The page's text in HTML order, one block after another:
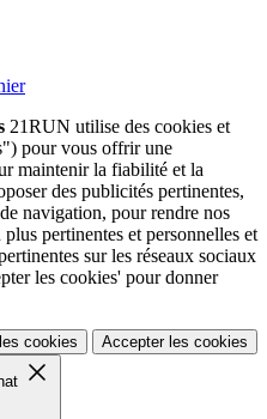
21RUN utilise des cookies et
pour vous offrir une
maintenir la fiabilité et la
des publicités pertinentes,
navigation, pour rendre nos
pertinentes et personnelles et
sur les réseaux sociaux
les cookies' pour donner
cookies Accepter les cookies